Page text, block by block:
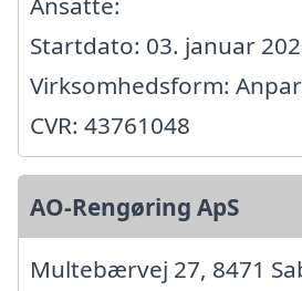
Startdato: 03. januar
Virksomhedsform:
CVR: 43761048
AO-Rengøring ApS
Multebærvej 27, 8471